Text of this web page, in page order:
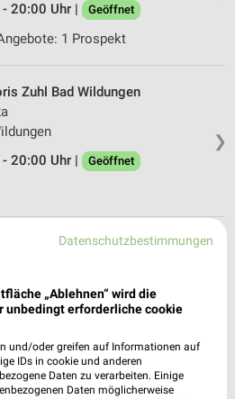
20:00 Uhr |
Geöffnet
1 Prospekt
❯
Zuhl Bad Wildungen
20:00 Uhr |
Geöffnet
11
19:00 Uhr | Geöffnet
1 Prospekt
Datenschutzbestimmungen
„Ablehnen“ wird die
unbedingt erforderliche cookie
und/oder greifen auf Informationen auf
IDs in cookie und anderen
Daten zu verarbeiten. Einige
Daten möglicherweise